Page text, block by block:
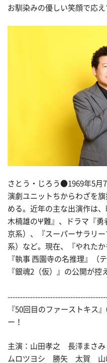
お馴染みの優しい笑顔で応え
さとう・じろう●1969年5月
演劇ユニットちからわざを
める。近年の主な出演作は
木楠雄のΨ難』、ドラマ『勇
京系）、『スーパーサラリ
系）など。現在、『やれたか
『執事 西園寺の名推理』（
『銀魂2（仮）』の公開が控
『50回目のファーストキス
ー！
主演：山田孝之 長澤まさみ
ムロツヨシ 勝矢 太賀 山